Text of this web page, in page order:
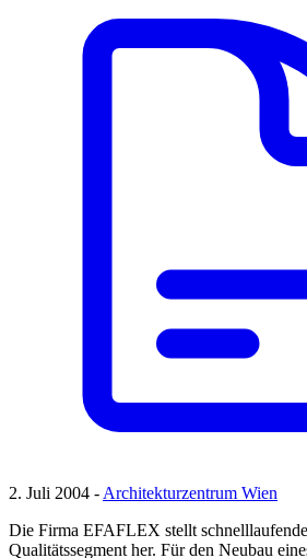
2. Juli 2004 -Architekturzentrum Wien
Die Firma EFAFLEX stellt
Qualitätssegment her. Für den Neubau